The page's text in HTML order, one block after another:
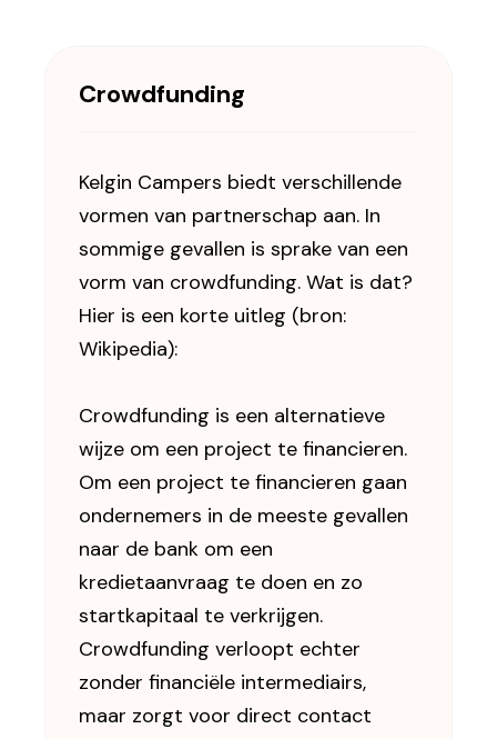
Crowdfunding
Kelgin Campers biedt verschillende
vormen van partnerschap aan. In
sommige gevallen is sprake van een
vorm van crowdfunding. Wat is dat?
Hier is een korte uitleg (bron:
Wikipedia):
Crowdfunding is een alternatieve
wijze om een project te financieren.
Om een project te financieren gaan
ondernemers in de meeste gevallen
naar de bank om een
kredietaanvraag te doen en zo
startkapitaal te verkrijgen.
Crowdfunding verloopt echter
zonder financiële intermediairs,
maar zorgt voor direct contact